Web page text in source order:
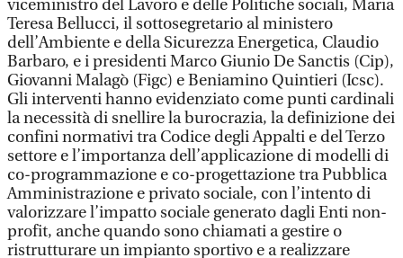
viceministro del Lavoro e delle Politiche sociali, Maria
Teresa Bellucci, il sottosegretario al ministero
dell’Ambiente e della Sicurezza Energetica, Claudio
Barbaro, e i presidenti Marco Giunio De Sanctis (Cip),
Giovanni Malagò (Figc) e Beniamino Quintieri (Icsc).
Gli interventi hanno evidenziato come punti cardinali
la necessità di snellire la burocrazia, la definizione dei
confini normativi tra Codice degli Appalti e del Terzo
settore e l’importanza dell’applicazione di modelli di
co-programmazione e co-progettazione tra Pubblica
Amministrazione e privato sociale, con l’intento di
valorizzare l’impatto sociale generato dagli Enti non-
profit, anche quando sono chiamati a gestire o
ristrutturare un impianto sportivo e a realizzare